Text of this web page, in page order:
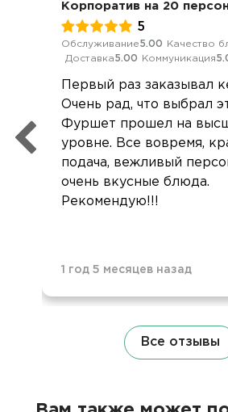
Корпоратив на 20
5
Обслуживание5.00 Качество
Доставка5.00 Коммуникация
Первый раз заказывал
Очень рад, что выбрал
Фуршет прошел на
уровне. Все вовремя,
подача, вежливый
очень вкусные блюда.
Рекомендую!!!
1 год 5 месяцев назад
Все отзывы